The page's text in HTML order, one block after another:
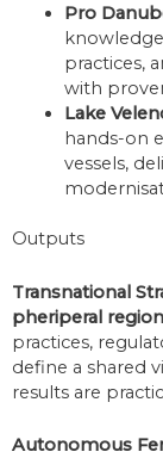
Pro
practices,
with
Lake
hands-on
vessels,
Outputs
Transnational
pheriperal
practices,
define a shared
results are
Autonomous